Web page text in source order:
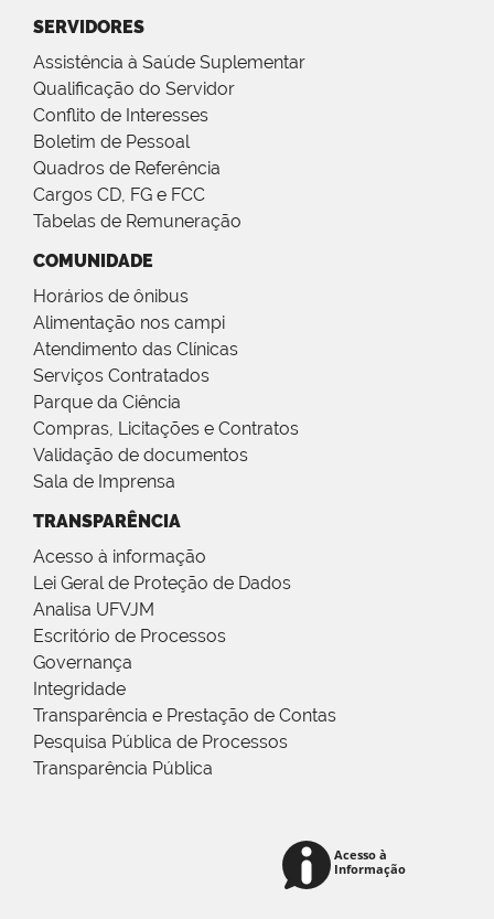
SERVIDORES
Assistência à Saúde Suplementar
Qualificação do Servidor
Conflito de Interesses
Boletim de Pessoal
Quadros de Referência
Cargos CD, FG e FCC
Tabelas de Remuneração
COMUNIDADE
Horários de ônibus
Alimentação nos campi
Atendimento das Clínicas
Serviços Contratados
Parque da Ciência
Compras, Licitações e Contratos
Validação de documentos
Sala de Imprensa
TRANSPARÊNCIA
Acesso à informação
Lei Geral de Proteção de Dados
Analisa UFVJM
Escritório de Processos
Governança
Integridade
Transparência e Prestação de Contas
Pesquisa Pública de Processos
Transparência Pública